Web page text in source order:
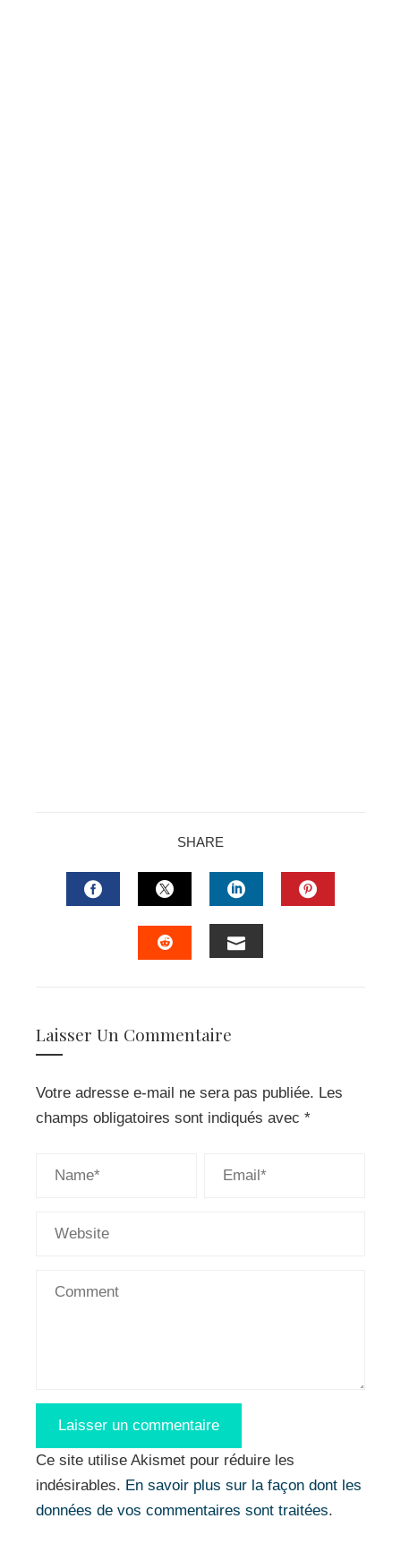
SHARE
FACEBOOKTWITTERLINKEDIN
Laisser Un Commentaire
Votre adresse e-mail ne sera pas publiée. Les
champs obligatoires sont indiqués avec *
Ce site utilise Akismet pour réduire les
indésirables. En savoir plus sur la façon dont les
données de vos commentaires sont traitées.